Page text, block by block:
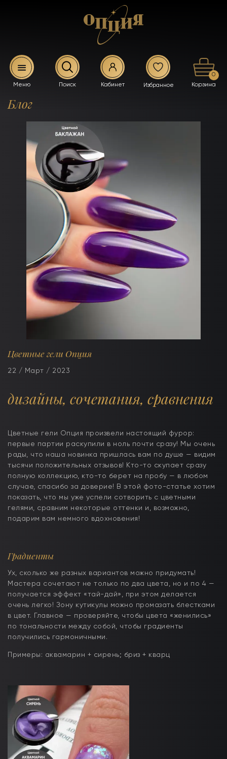
0
Блог
Цветные гели Опция
22 / Март / 2023
дизайны, сочетания, сравнения
Цветные гели Опция произвели настоящий фурор:
первые партии раскупили в ноль почти сразу! Мы очень
рады, что наша новинка пришлась вам по душе — видим
тысячи положительных отзывов! Кто-то скупает сразу
полную коллекцию, кто-то берет на пробу — в любом
случае, спасибо за доверие! В этой фото-статье хотим
показать, что мы уже успели сотворить с цветными
гелями, сравним некоторые оттенки и, возможно,
подарим вам немного вдохновения!
Градиенты
Ух, сколько же разных вариантов можно придумать!
Мастера сочетают не только по два цвета, но и по 4 —
получается эффект «тай-дай», при этом делается
очень легко! Зону кутикулы можно промазать блестками
в цвет. Главное — проверяйте, чтобы цвета «женились»
по тональности между собой, чтобы градиенты
получились гармоничными.
Примеры: аквамарин + сирень; бриз + кварц